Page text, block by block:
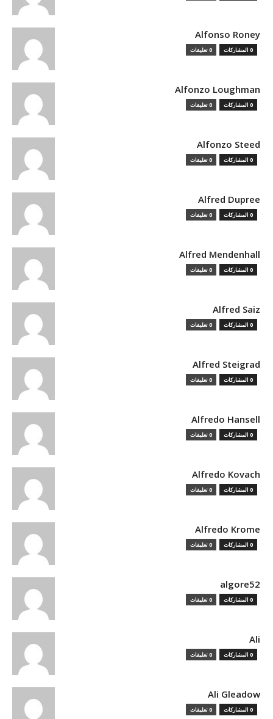
Alfonso Roney
0 المشاركات 0 تعليقات
Alfonzo Loughman
0 المشاركات 0 تعليقات
Alfonzo Steed
0 المشاركات 0 تعليقات
Alfred Dupree
0 المشاركات 0 تعليقات
Alfred Mendenhall
0 المشاركات 0 تعليقات
Alfred Saiz
0 المشاركات 0 تعليقات
Alfred Steigrad
0 المشاركات 0 تعليقات
Alfredo Hansell
0 المشاركات 0 تعليقات
Alfredo Kovach
0 المشاركات 0 تعليقات
Alfredo Krome
0 المشاركات 0 تعليقات
algore52
0 المشاركات 0 تعليقات
Ali
0 المشاركات 0 تعليقات
Ali Gleadow
0 المشاركات 0 تعليقات